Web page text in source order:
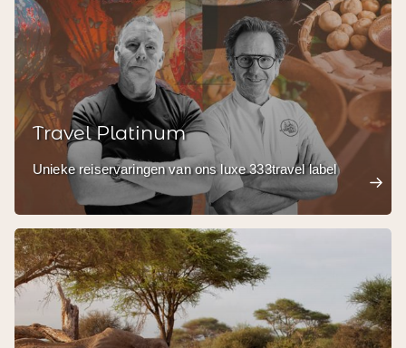
Travel Platinum
Unieke reiservaringen van ons luxe 333travel label